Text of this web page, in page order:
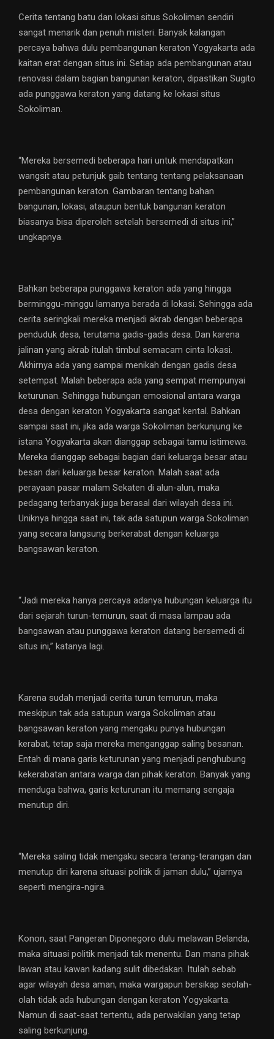
Cerita tentang batu dan lokasi situs Sokoliman sendiri
sangat menarik dan penuh misteri. Banyak kalangan
percaya bahwa dulu pembangunan keraton Yogyakarta ada
kaitan erat dengan situs ini. Setiap ada pembangunan atau
renovasi dalam bagian bangunan keraton, dipastikan Sugito
ada punggawa keraton yang datang ke lokasi situs
Sokoliman.
“Mereka bersemedi beberapa hari untuk mendapatkan
wangsit atau petunjuk gaib tentang tentang pelaksanaan
pembangunan keraton. Gambaran tentang bahan
bangunan, lokasi, ataupun bentuk bangunan keraton
biasanya bisa diperoleh setelah bersemedi di situs ini,”
ungkapnya.
Bahkan beberapa punggawa keraton ada yang hingga
berminggu-minggu lamanya berada di lokasi. Sehingga ada
cerita seringkali mereka menjadi akrab dengan beberapa
penduduk desa, terutama gadis-gadis desa. Dan karena
jalinan yang akrab itulah timbul semacam cinta lokasi.
Akhirnya ada yang sampai menikah dengan gadis desa
setempat. Malah beberapa ada yang sempat mempunyai
keturunan. Sehingga hubungan emosional antara warga
desa dengan keraton Yogyakarta sangat kental. Bahkan
sampai saat ini, jika ada warga Sokoliman berkunjung ke
istana Yogyakarta akan dianggap sebagai tamu istimewa.
Mereka dianggap sebagai bagian dari keluarga besar atau
besan dari keluarga besar keraton. Malah saat ada
perayaan pasar malam Sekaten di alun-alun, maka
pedagang terbanyak juga berasal dari wilayah desa ini.
Uniknya hingga saat ini, tak ada satupun warga Sokoliman
yang secara langsung berkerabat dengan keluarga
bangsawan keraton.
“Jadi mereka hanya percaya adanya hubungan keluarga itu
dari sejarah turun-temurun, saat di masa lampau ada
bangsawan atau punggawa keraton datang bersemedi di
situs ini,” katanya lagi.
Karena sudah menjadi cerita turun temurun, maka
meskipun tak ada satupun warga Sokoliman atau
bangsawan keraton yang mengaku punya hubungan
kerabat, tetap saja mereka menganggap saling besanan.
Entah di mana garis keturunan yang menjadi penghubung
kekerabatan antara warga dan pihak keraton. Banyak yang
menduga bahwa, garis keturunan itu memang sengaja
menutup diri.
“Mereka saling tidak mengaku secara terang-terangan dan
menutup diri karena situasi politik di jaman dulu,” ujarnya
seperti mengira-ngira.
Konon, saat Pangeran Diponegoro dulu melawan Belanda,
maka situasi politik menjadi tak menentu. Dan mana pihak
lawan atau kawan kadang sulit dibedakan. Itulah sebab
agar wilayah desa aman, maka wargapun bersikap seolah-
olah tidak ada hubungan dengan keraton Yogyakarta.
Namun di saat-saat tertentu, ada perwakilan yang tetap
saling berkunjung.